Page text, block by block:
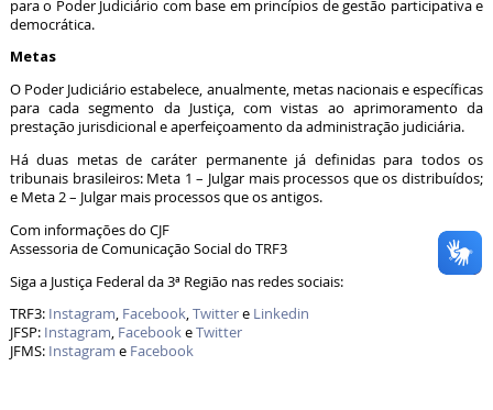
para o Poder Judiciário com base em princípios de gestão participativa e
democrática.
Metas
O Poder Judiciário estabelece, anualmente, metas nacionais e específicas
para cada segmento da Justiça, com vistas ao aprimoramento da
prestação jurisdicional e aperfeiçoamento da administração judiciária.
Há duas metas de caráter permanente já definidas para todos os
tribunais brasileiros: Meta 1 – Julgar mais processos que os distribuídos;
e Meta 2 – Julgar mais processos que os antigos.
Com informações do CJF
Assessoria de Comunicação Social do TRF3
Siga a Justiça Federal da 3ª Região nas redes sociais:
TRF3: Instagram, Facebook,Twittere Linkedin
JFSP: Instagram, FacebookeTwitter
JFMS: Instagram e Facebook